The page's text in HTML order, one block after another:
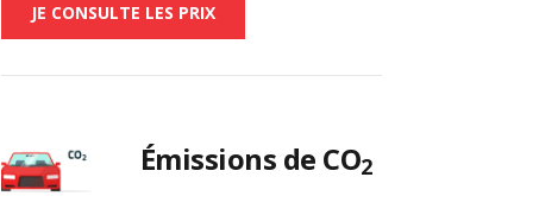
JE CONSULTE LES PRIX
Émissions de CO2